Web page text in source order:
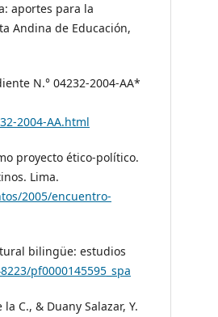
aportes para la
Andina de Educación,
N.° 04232-2004-AA*
2004-AA.html
proyecto ético-político.
Lima.
2005/encuentro-
bilingüe: estudios
pf0000145595_spa
C., & Duany Salazar, Y.